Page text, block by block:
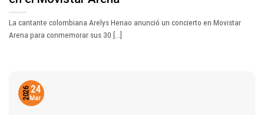
La cantante colombiana Arelys Henao anunció un concierto en Movistar
Arena para conmemorar sus 30 [...]
24
Mar
2026